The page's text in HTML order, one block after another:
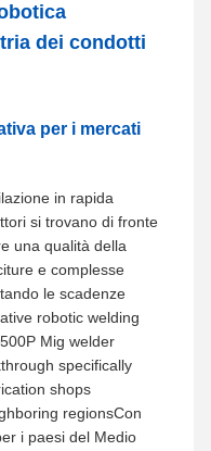
dei condotti
per i mercati
in rapida
si trovano di fronte
una qualità della
e complesse
le scadenze
robotic welding
Mig welder
specifically
shops
regionsCon
i paesi del Medio